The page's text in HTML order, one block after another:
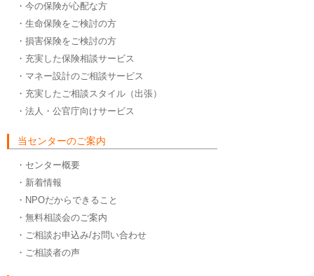
・今の保険が心配な方
・生命保険をご検討の方
・損害保険をご検討の方
・充実した保険相談サービス
・マネー設計のご相談サービス
・充実したご相談スタイル（出張）
・法人・公官庁向けサービス
当センターのご案内
・センター概要
・新着情報
・NPOだからできること
・無料相談会のご案内
・ご相談お申込み/お問い合わせ
・ご相談者の声